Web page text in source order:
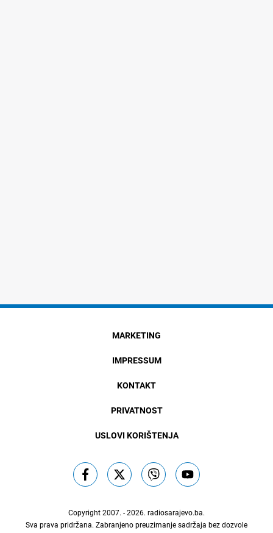
MARKETING
IMPRESSUM
KONTAKT
PRIVATNOST
USLOVI KORIŠTENJA
Copyright 2007. - 2026. radiosarajevo.ba.
Sva prava pridržana. Zabranjeno preuzimanje sadržaja bez dozvole